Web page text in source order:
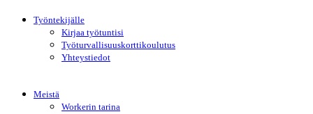
Työntekijälle
Kirjaa työtuntisi
Työturvallisuuskorttikoulutus
Yhteystiedot
Meistä
Workerin tarina